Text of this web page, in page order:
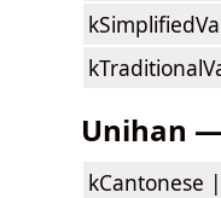
Unihan
kCantonese |